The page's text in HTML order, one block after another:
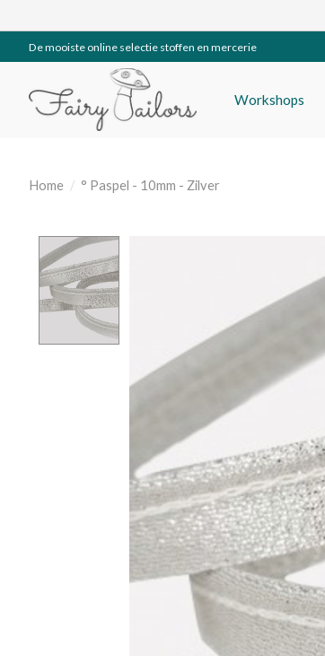
De mooiste online selectie stoffen en mercerie
Workshops
Home / ° Paspel - 10mm - Zilver